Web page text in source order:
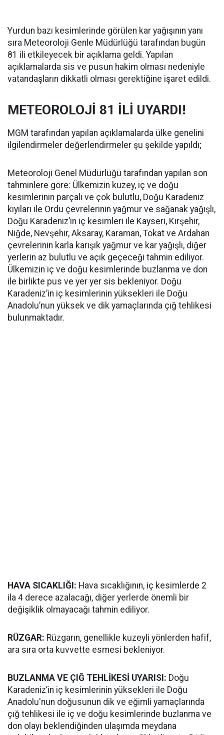
Yurdun bazı kesimlerinde görülen kar yağışının yanı
sıra Meteoroloji Genle Müdürlüğü tarafından bugün
81 ili etkileyecek bir açıklama geldi. Yapılan
açıklamalarda sis ve pusun hakim olması nedeniyle
vatandaşların dikkatli olması gerektiğine işaret edildi.
METEOROLOJİ 81 İLİ UYARDI!
MGM tarafından yapılan açıklamalarda ülke genelini
ilgilendirmeler değerlendirmeler şu şekilde yapıldı;
Meteoroloji Genel Müdürlüğü tarafından yapılan son
tahminlere göre: Ülkemizin kuzey, iç ve doğu
kesimlerinin parçalı ve çok bulutlu, Doğu Karadeniz
kıyıları ile Ordu çevrelerinin yağmur ve sağanak yağışlı,
Doğu Karadeniz’in iç kesimleri ile Kayseri, Kırşehir,
Niğde, Nevşehir, Aksaray, Karaman, Tokat ve Ardahan
çevrelerinin karla karışık yağmur ve kar yağışlı, diğer
yerlerin az bulutlu ve açık geçeceği tahmin ediliyor.
Ülkemizin iç ve doğu kesimlerinde buzlanma ve don
ile birlikte pus ve yer yer sis bekleniyor. Doğu
Karadeniz’in iç kesimlerinin yüksekleri ile Doğu
Anadolu’nun yüksek ve dik yamaçlarında çığ tehlikesi
bulunmaktadır.
HAVA SICAKLIĞI: Hava sıcaklığının, iç kesimlerde 2
ila 4 derece azalacağı, diğer yerlerde önemli bir
değişiklik olmayacağı tahmin ediliyor.
RÜZGAR: Rüzgarın, genellikle kuzeyli yönlerden hafif,
ara sıra orta kuvvette esmesi bekleniyor.
BUZLANMA VE ÇIĞ TEHLİKESİ UYARISI: Doğu
Karadeniz’in iç kesimlerinin yüksekleri ile Doğu
Anadolu'nun doğusunun dik ve eğimli yamaçlarında
çığ tehlikesi ile iç ve doğu kesimlerinde buzlanma ve
don olayı beklendiğinden ulaşımda meydana